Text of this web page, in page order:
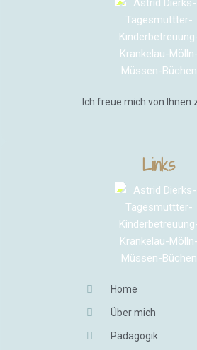
Ich freue mich von Ihnen
Links
Home
Über mich
Pädagogik